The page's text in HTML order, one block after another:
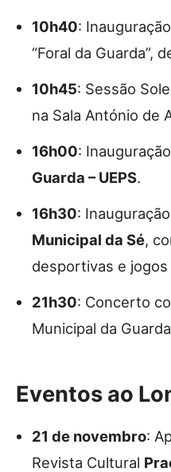
10h40:
“Foral da Guarda”,
10h45: Sessão
na Sala António de
16h00:
Guarda – UEPS.
16h30:
Municipal da Sé,
desportivas e jogos
21h30: Concerto
Municipal da
Eventos ao
21 de novembro:
Revista Cultural